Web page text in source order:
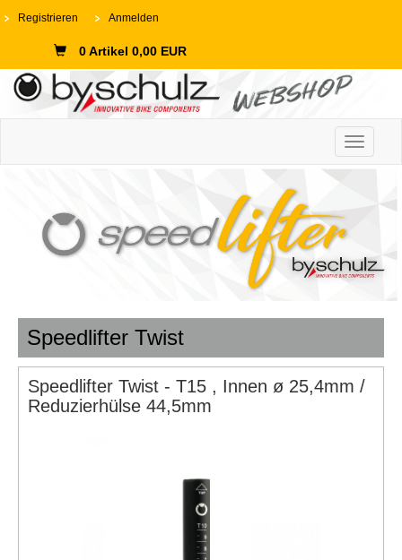
Registrieren Anmelden
0 Artikel 0,00 EUR
Toggle
Speedlifter Twist
Speedlifter Twist - T15 , Innen ø 25,4mm /
Reduzierhülse 44,5mm